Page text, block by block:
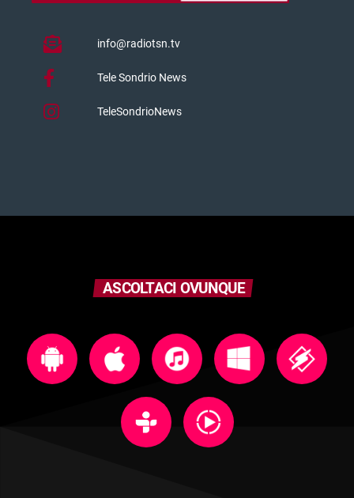
info@radiotsn.tv
Tele Sondrio News
TeleSondrioNews
ASCOLTACI OVUNQUE